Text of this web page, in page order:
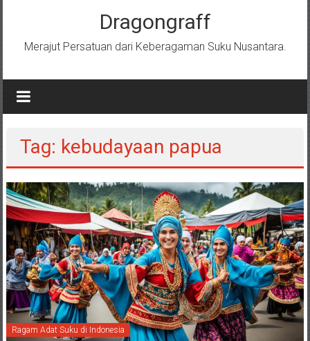
Dragongraff
Merajut Persatuan dari Keberagaman Suku Nusantara.
Tag: kebudayaan papua
Ragam Adat Suku di Indonesia